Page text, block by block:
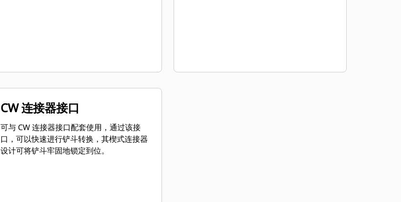
CW 连接器接口
可与 CW 连接器接口配套使用，通过该接
口，可以快速进行铲斗转换，其楔式连接器
设计可将铲斗牢固地锁定到位。